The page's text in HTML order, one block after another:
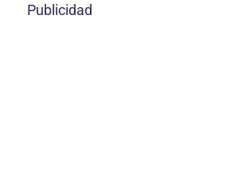
Publicidad